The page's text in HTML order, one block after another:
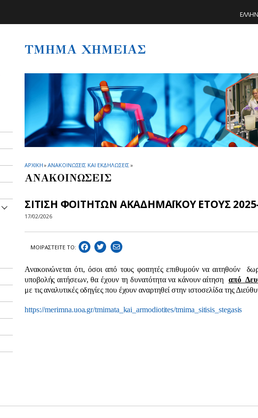
ΤΜΗΜΑ ΧΗΜΕΙΑΣ
ΑΡΧΙΚΗ» ΑΝΑΚΟΙΝΩΣΕΙΣ ΚΑΙ ΕΚΔΗΛΩΣΕΙΣ»
ΑΝΑΚΟΙΝΩΣΕΙΣ
ΣΙΤΙΣΗ ΦΟΙΤΗΤΩΝ ΑΚΑΔΗΜΑΪΚΟΥ ΕΤΟΥΣ
17/02/2026
ΜΟΙΡΑΣΤEIΤΕ ΤΟ:
Ανακοινώνεται ότι, όσοι από τους φοιτητές επιθυμούν να αιτηθούν
υποβολής αιτήσεων, θα έχουν τη δυνατότητα να κάνουν αίτηση από
με τις αναλυτικές οδηγίες που έχουν αναρτηθεί στην ιστοσελίδα της
https://merimna.uoa.gr/tmimata_kai_armodiotites/tmima_sitisis_stegasis